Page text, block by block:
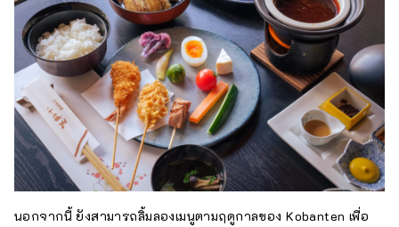
นอกจากนี้ ยังสามารถลิ้มลองเมนูตามฤดูกาลของ Kobanten เพื่อ